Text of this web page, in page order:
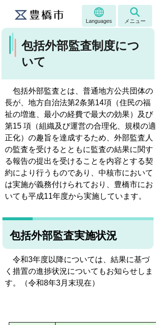
Languages メニュー
包括外部監査制度につ
いて
包括外部監査とは、普通地方公共団体の
長が、地方自治法第2条第14項（住民の福
祉の増進、最小の経費で最大の効果）及び
第15 項（組織及び運営の合理化、規模の適
正化）の趣旨を達成するため、外部監査人
の監査を受けるとともに監査の結果に関す
る報告の提出を受けることを内容とする契
約により行うものであり、中核市において
は実施が義務付けられており、豊橋市にお
いても平成11年度から実施しています。
包括外部監査実施状況
令和3年度以降については、結果に基づ
く措置の進捗状況についてもお知らせしま
す。（令和8年3月末現在）